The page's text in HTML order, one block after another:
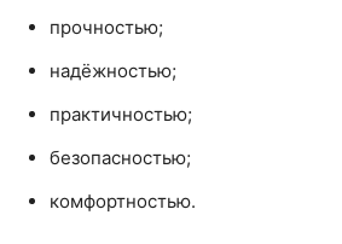
прочностью;
надёжностью;
практичностью;
безопасностью;
комфортностью.